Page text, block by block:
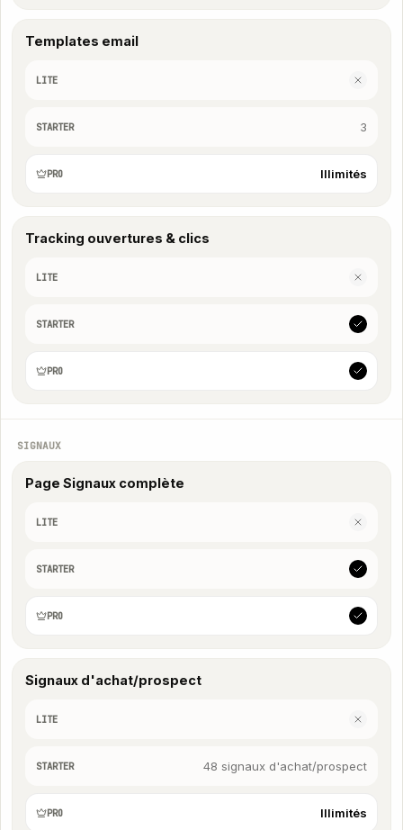
Templates email
LITE
STARTER 3
PRO Illimités
Tracking ouvertures & clics
LITE
STARTER
PRO
SIGNAUX
Page Signaux complète
LITE
STARTER
PRO
Signaux d'achat/prospect
LITE
STARTER 48 signaux d'achat/prospect
PRO Illimités